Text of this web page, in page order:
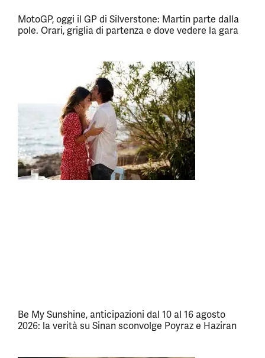
MotoGP, oggi il GP di Silverstone: Martin parte dalla
pole. Orari, griglia di partenza e dove vedere la gara
Be My Sunshine, anticipazioni dal 10 al 16 agosto
2026: la verità su Sinan sconvolge Poyraz e Haziran